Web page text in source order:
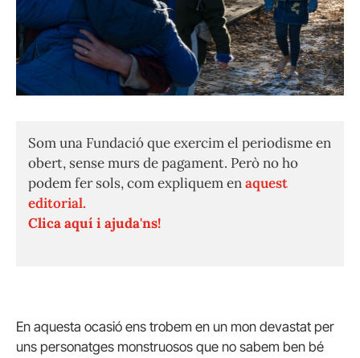
Som una Fundació que exercim el periodisme en
obert, sense murs de pagament. Però no ho
podem fer sols, com expliquem enaquest
editorial.
Clica aquí i ajuda'ns!
En aquesta ocasió ens trobem en un mon devastat per
uns personatges monstruosos que no sabem ben bé